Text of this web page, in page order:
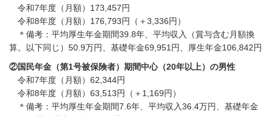
令和7年度（月額） 173,457円
令和8年度（月額）176,793円（＋3,336円）
＊備考：平均厚生年金期間39.8年、平均収入（賞与含む月額換
算。以下同じ）50.9万円、基礎年金69,951円、厚生年金106,842円
②国民年金（第1号被保険者）期間中心（20年以上）の男性
令和7年度（月額） 62,344円
令和8年度（月額）63,513円（＋1,169円）
＊ 備考：平均厚生年金期間7.6年、平均収入36.4万円、基礎年金